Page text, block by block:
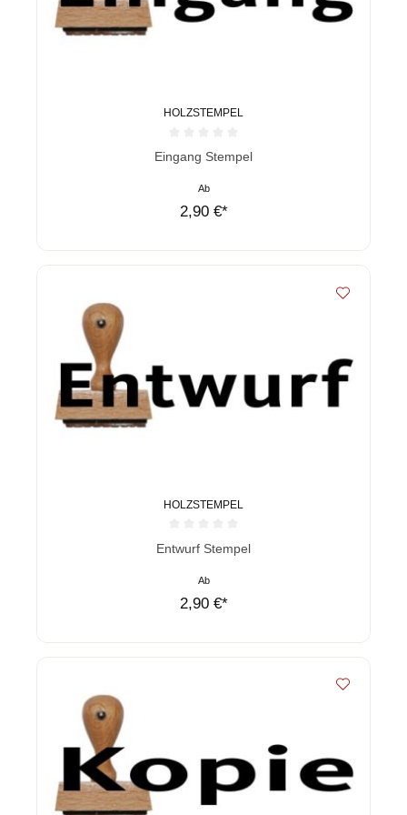
HOLZSTEMPEL
Durchschnittliche Bewertung von 0 von 5 Sternen
Eingang Stempel
Ab
2,90 €*
HOLZSTEMPEL
Durchschnittliche Bewertung von 0 von 5 Sternen
Entwurf Stempel
Ab
2,90 €*